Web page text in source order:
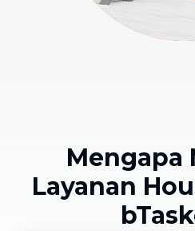
Mengapa
Layanan